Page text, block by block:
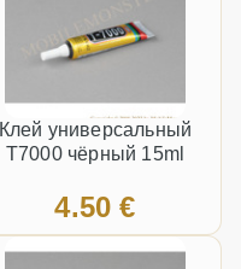
Клей универсальный
T7000 чёрный 15ml
4.50 €